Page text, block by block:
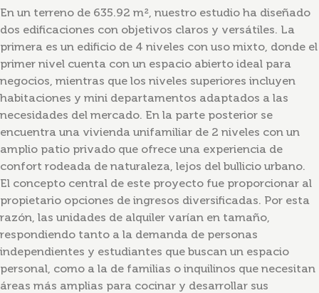
En un terreno de 635.92 m², nuestro estudio ha diseñado
dos edificaciones con objetivos claros y versátiles. La
primera es un edificio de 4 niveles con uso mixto, donde el
primer nivel cuenta con un espacio abierto ideal para
negocios, mientras que los niveles superiores incluyen
habitaciones y mini departamentos adaptados a las
necesidades del mercado. En la parte posterior se
encuentra una vivienda unifamiliar de 2 niveles con un
amplio patio privado que ofrece una experiencia de
confort rodeada de naturaleza, lejos del bullicio urbano.
El concepto central de este proyecto fue proporcionar al
propietario opciones de ingresos diversificadas. Por esta
razón, las unidades de alquiler varían en tamaño,
respondiendo tanto a la demanda de personas
independientes y estudiantes que buscan un espacio
personal, como a la de familias o inquilinos que necesitan
áreas más amplias para cocinar y desarrollar sus